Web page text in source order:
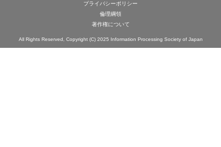
プライバシーポリシー
倫理綱領
著作権について
All Rights Reserved, Copyright (C) 2025 Information Processing Society of Japan